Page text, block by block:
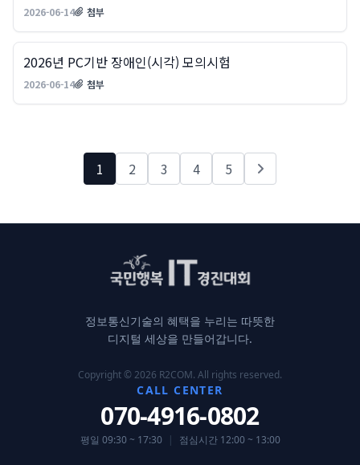
2026-06-14 첨부
2026년 PC기반 장애인(시각) 모의시험
2026-06-14 첨부
1 2 3 4 5
정보통신기술의 혜택을 누리는 따뜻한
디지털 세상을 만들어갑니다.
Copyright © 2026 R2COM. All rights reserved.
CALL CENTER
070-4916-0802
평일 09:30 ~ 17:30 | 점심시간 12:00 ~ 13:00